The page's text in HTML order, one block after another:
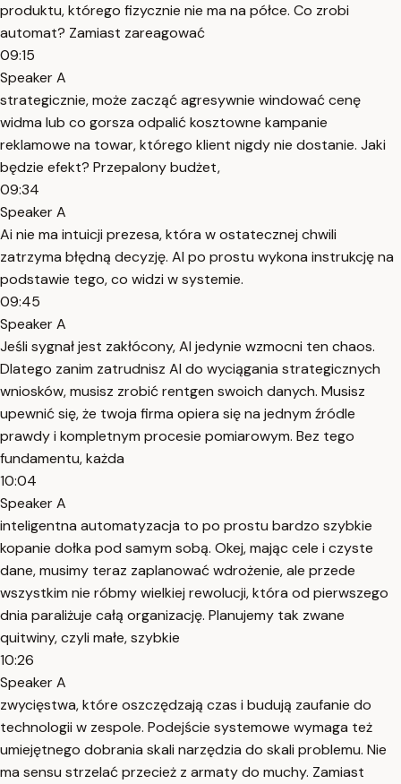
produktu, którego fizycznie nie ma na półce. Co zrobi
automat? Zamiast zareagować
09:15
Speaker A
strategicznie, może zacząć agresywnie windować cenę
widma lub co gorsza odpalić kosztowne kampanie
reklamowe na towar, którego klient nigdy nie dostanie. Jaki
będzie efekt? Przepalony budżet,
09:34
Speaker A
Ai nie ma intuicji prezesa, która w ostatecznej chwili
zatrzyma błędną decyzję. AI po prostu wykona instrukcję na
podstawie tego, co widzi w systemie.
09:45
Speaker A
Jeśli sygnał jest zakłócony, AI jedynie wzmocni ten chaos.
Dlatego zanim zatrudnisz AI do wyciągania strategicznych
wniosków, musisz zrobić rentgen swoich danych. Musisz
upewnić się, że twoja firma opiera się na jednym źródle
prawdy i kompletnym procesie pomiarowym. Bez tego
fundamentu, każda
10:04
Speaker A
inteligentna automatyzacja to po prostu bardzo szybkie
kopanie dołka pod samym sobą. Okej, mając cele i czyste
dane, musimy teraz zaplanować wdrożenie, ale przede
wszystkim nie róbmy wielkiej rewolucji, która od pierwszego
dnia paraliżuje całą organizację. Planujemy tak zwane
quitwiny, czyli małe, szybkie
10:26
Speaker A
zwycięstwa, które oszczędzają czas i budują zaufanie do
technologii w zespole. Podejście systemowe wymaga też
umiejętnego dobrania skali narzędzia do skali problemu. Nie
ma sensu strzelać przecież z armaty do muchy. Zamiast